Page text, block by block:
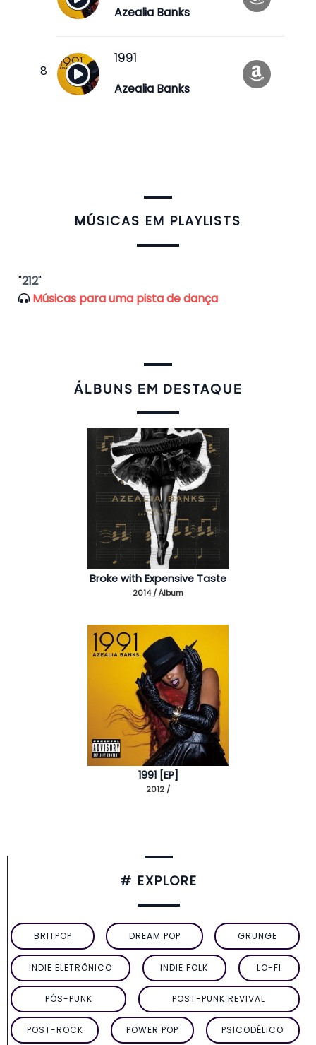
Azealia Banks
1991
Azealia Banks
​MÚSICAS EM PLAYLISTS
"212"
Músicas para uma pista de dança
ÁLBUNS EM DESTAQUE
Broke with Expensive Taste
2014 / Álbum
1991 [EP]
2012 /
# EXPLORE
BRITPOP DREAM POP GRUNGE
INDIE ELETRÔNICO INDIE FOLK LO-FI
PÓS-PUNK POST-PUNK REVIVAL
POST-ROCK POWER POP PSICODÉLICO